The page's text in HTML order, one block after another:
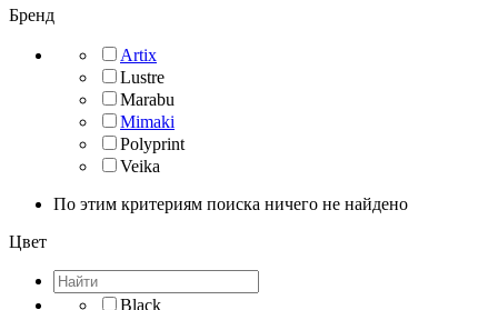
Бренд
Artix
Lustre
Marabu
Mimaki
Polyprint
Veika
По этим критериям поиска ничего не найдено
Цвет
Black